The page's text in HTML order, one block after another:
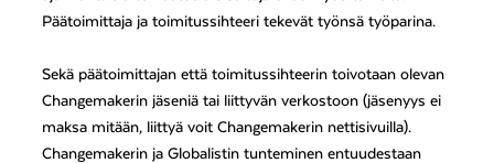
Päätoimittaja ja toimitussihteeri tekevät työnsä työparina.
Sekä päätoimittajan että toimitussihteerin toivotaan olevan
Changemakerin jäseniä tai liittyvän verkostoon (jäsenyys ei
maksa mitään, liittyä voit Changemakerin nettisivuilla).
Changemakerin ja Globalistin tunteminen entuudestaan